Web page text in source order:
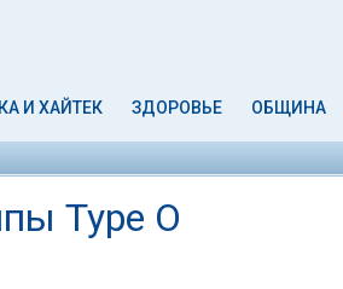
И ХАЙТЕК ЗДОРОВЬЕ ОБЩИНА
Type O